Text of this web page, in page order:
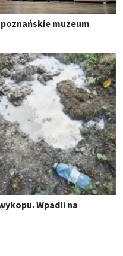
muzeum
Wpadli na